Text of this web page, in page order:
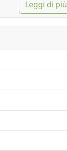
Leggi di più